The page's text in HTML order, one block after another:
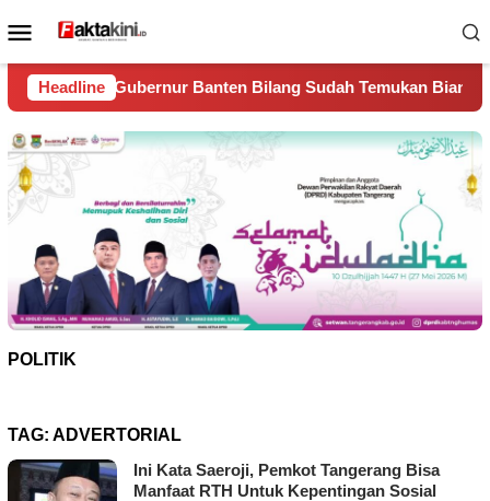
ke
Menu
Mobile
Headline
Bilang Sudah Temukan Biang Kerok Sungai Cisadane
POLITIK
TAG: ADVERTORIAL
Ini Kata Saeroji, Pemkot Tangerang Bisa
Manfaat RTH Untuk Kepentingan Sosial